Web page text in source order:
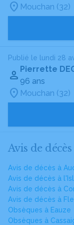
Mouchan (32)
Publié le lundi 28
Pierrette
96 ans
Mouchan (32)
Avis de
Avis de décès à
Avis de décès à
Avis de décès à
Avis de décès à
Obsèques à Eauze
Obsèques à